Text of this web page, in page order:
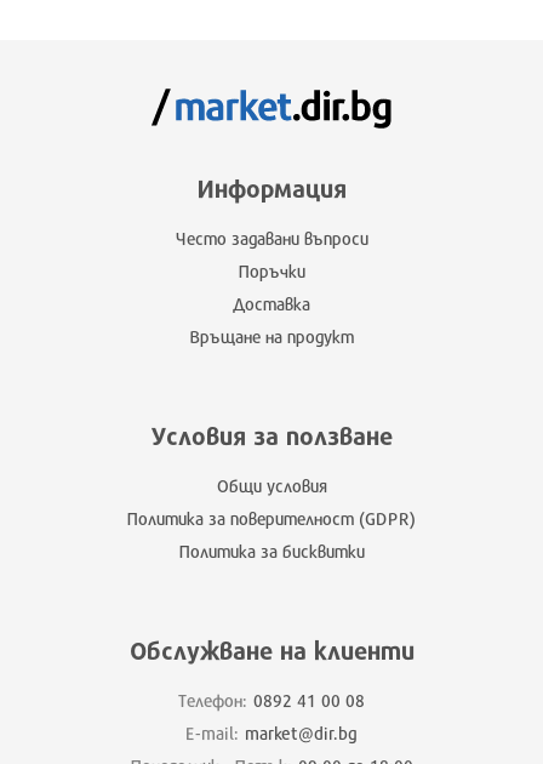
Информация
Често задавани въпроси
Поръчки
Доставка
Връщане на продукт
Условия за ползване
Общи условия
Политика за поверителност (GDPR)
Политика за бисквитки
Обслужване на клиенти
Телефон: 0892 41 00 08
E-mail: market@dir.bg